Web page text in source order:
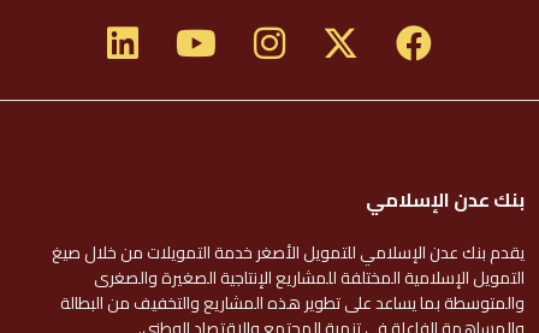
بنك عدن الإسلامي
يقدم بنك عدن الإسلامي للتمويل الأصغر خدمة التمويلات من خلال صيغ
التمويل الإسلامية المختلفة للمشاريع الإنتاجية الصغيرة والصغرى
والمتوسطة بما يساعد على تطوير هذه المشاريع والتخفيف من البطالة